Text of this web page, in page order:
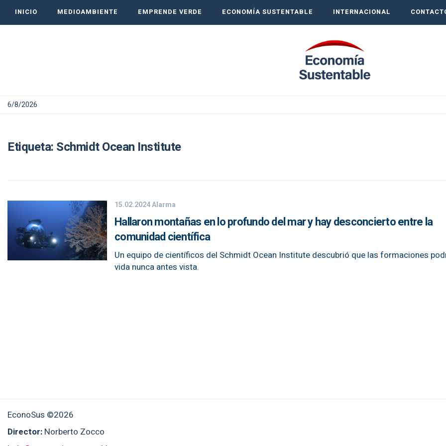
INICIO MEDIOAMBIENTE EMPRENDE VERDE ECONOMÍA SUSTENTABLE INTERNACIONAL
6/8/2026
Etiqueta: Schmidt Ocean Institute
15.02.2024Alarma
Hallaron montañas en lo profundo del mar y hay desconcierto entre la
comunidad científica
Un equipo de científicos del Schmidt Ocean Institute descubrió que las formaciones
vida nunca antes vista.
EconoSus ©2026
Director: Norberto Zocco